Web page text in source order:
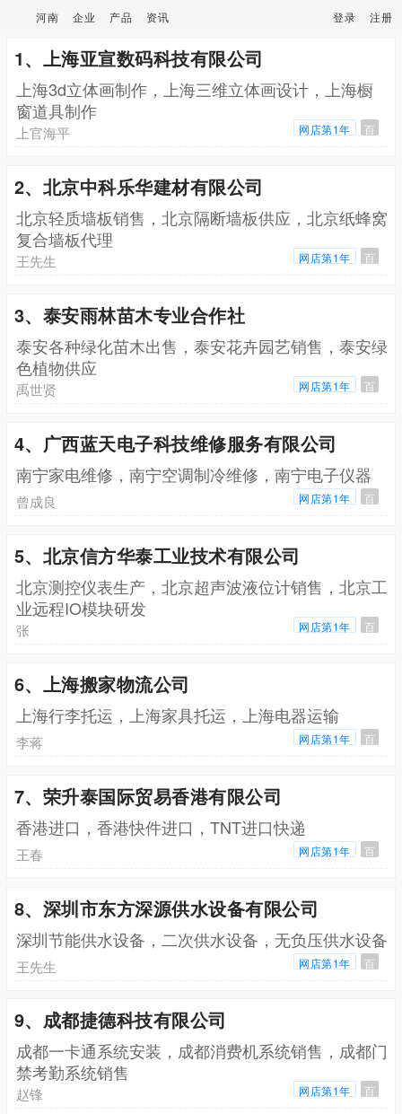
河南 企业 产品 资讯 登录 注册
1、上海亚宣数码科技有限公司
上海3d立体画制作，上海三维立体画设计，上海橱
窗道具制作
上官海平 网店第1年 百
2、北京中科乐华建材有限公司
北京轻质墙板销售，北京隔断墙板供应，北京纸蜂窝
复合墙板代理
王先生 网店第1年 百
3、泰安雨林苗木专业合作社
泰安各种绿化苗木出售，泰安花卉园艺销售，泰安绿
色植物供应
禹世贤 网店第1年 百
4、广西蓝天电子科技维修服务有限公司
南宁家电维修，南宁空调制冷维修，南宁电子仪器
曾成良 网店第1年 百
5、北京信方华泰工业技术有限公司
北京测控仪表生产，北京超声波液位计销售，北京工
业远程IO模块研发
张 网店第1年 百
6、上海搬家物流公司
上海行李托运，上海家具托运，上海电器运输
李蒋 网店第1年 百
7、荣升泰国际贸易香港有限公司
香港进口，香港快件进口，TNT进口快递
王春 网店第1年 百
8、深圳市东方深源供水设备有限公司
深圳节能供水设备，二次供水设备，无负压供水设备
王先生 网店第1年 百
9、成都捷德科技有限公司
成都一卡通系统安装，成都消费机系统销售，成都门
禁考勤系统销售
赵锋 网店第1年 百